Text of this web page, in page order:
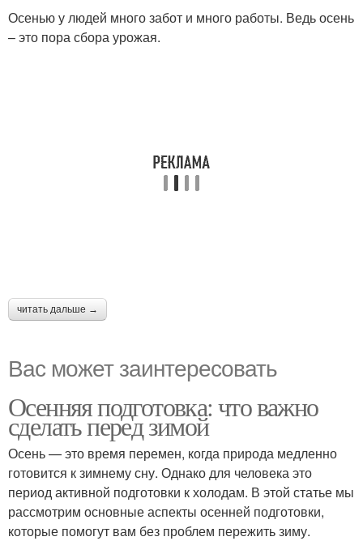
Осенью у людей много забот и много работы. Ведь осень
– это пора сбора урожая.
читать дальше →
Вас может заинтересовать
Осенняя подготовка: что важно
сделать перед зимой
Осень — это время перемен, когда природа медленно
готовится к зимнему сну. Однако для человека это
период активной подготовки к холодам. В этой статье мы
рассмотрим основные аспекты осенней подготовки,
которые помогут вам без проблем пережить зиму.